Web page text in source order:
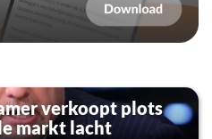
verkoopt plots
markt lacht